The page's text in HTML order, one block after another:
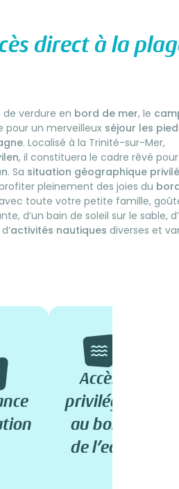
direct à la
de verdure en bord de mer, le
pour un merveilleux séjour les
. Localisé à la Trinité-sur-Mer,
, il constituera le cadre rêvé
. Sa situation géographique
pleinement des joies du
toute votre petite famille,
d’un bain de soleil sur le sable,
activités nautiques diverses et
Accès
privilégié
au bord
de l’eau